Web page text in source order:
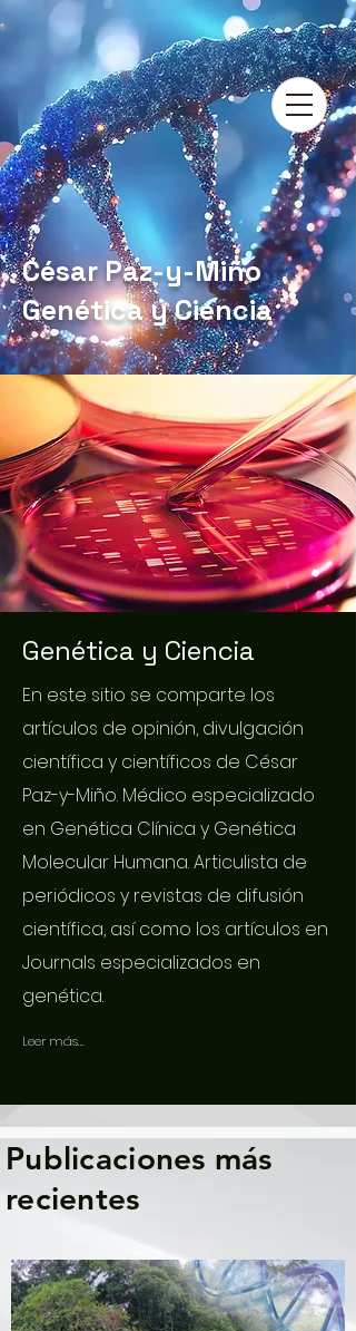
César Paz-y-Miño
Genética y Ciencia
Genética y Ciencia
En este sitio se comparte los
artículos de opinión, divulgación
científica y científicos de César
Paz-y-Miño. Médico especializado
en Genética Clínica y Genética
Molecular Humana. Articulista de
periódicos y revistas de difusión
científica, así como los artículos en
Journals especializados en
genética.
Leer más...
Publicaciones más
recientes